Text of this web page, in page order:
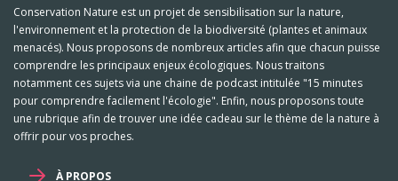
Conservation Nature est un projet de sensibilisation sur la nature,
l'environnement et la protection de la biodiversité (plantes et animaux
menacés). Nous proposons de nombreux articles afin que chacun puisse
comprendre les principaux enjeux écologiques. Nous traitons
notamment ces sujets via une chaine de podcast intitulée "15 minutes
pour comprendre facilement l'écologie". Enfin, nous proposons toute
une rubrique afin de trouver une idée cadeau sur le thème de la nature à
offrir pour vos proches.
À PROPOS